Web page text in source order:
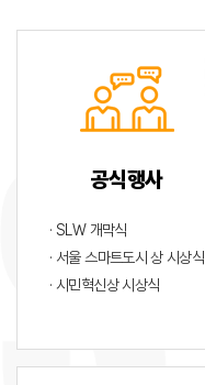
공식행사
· SLW 개막식
· 서울 스마트도시 상 시상식
· 시민혁신상 시상식